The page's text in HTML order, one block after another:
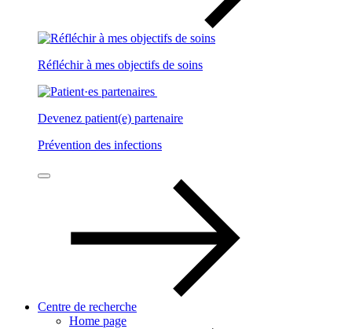
Réfléchir à mes objectifs de soins
Devenez patient(e) partenaire
Prévention des infections
Centre de recherche
Home page